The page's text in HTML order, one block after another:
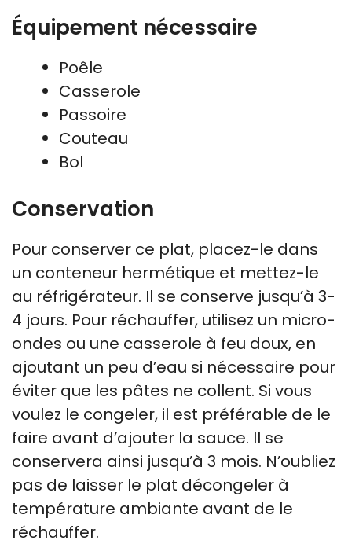
Équipement nécessaire
Poêle
Casserole
Passoire
Couteau
Bol
Conservation
Pour conserver ce plat, placez-le dans
un conteneur hermétique et mettez-le
au réfrigérateur. Il se conserve jusqu’à 3-
4 jours. Pour réchauffer, utilisez un micro-
ondes ou une casserole à feu doux, en
ajoutant un peu d’eau si nécessaire pour
éviter que les pâtes ne collent. Si vous
voulez le congeler, il est préférable de le
faire avant d’ajouter la sauce. Il se
conservera ainsi jusqu’à 3 mois. N’oubliez
pas de laisser le plat décongeler à
température ambiante avant de le
réchauffer.